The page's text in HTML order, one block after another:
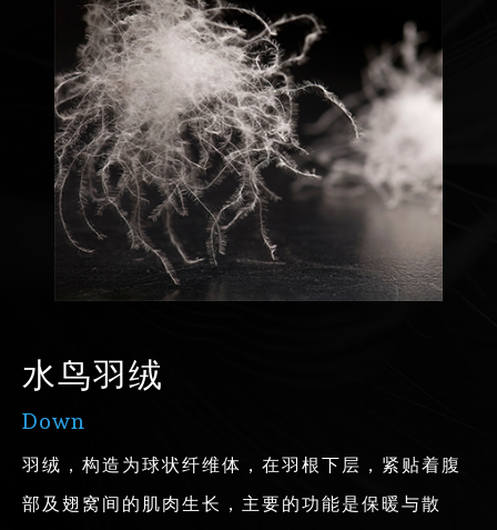
水鸟羽绒
Down
羽绒，构造为球状纤维体，在羽根下层，紧贴着腹
部及翅窝间的肌肉生长，主要的功能是保暖与散